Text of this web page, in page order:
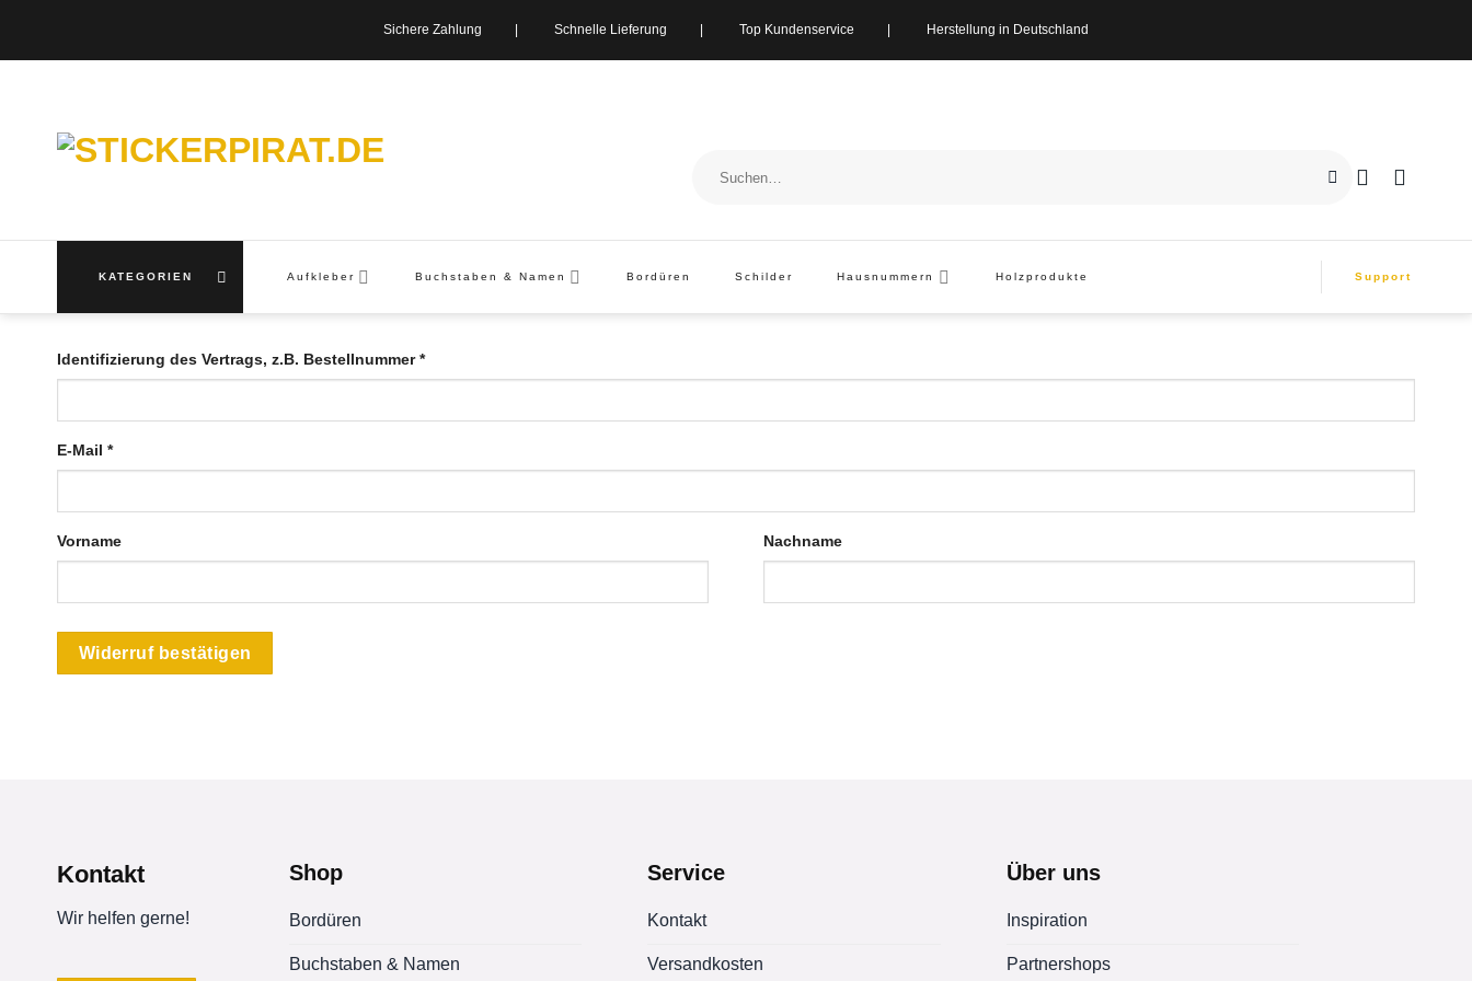
Sichere Zahlung | Schnelle Lieferung | Top Kundenservice | Herstellung in Deutschland
nach:
KATEGORIEN Aufkleber Buchstaben & Namen Bordüren Schilder Hausnummern Holzprodukte Support
Identifizierung des Vertrags, z.B. Bestellnummer*
E-Mail *
E-
Mail
Vorname Nachname
Widerruf bestätigen
Kontakt
Wir helfen gerne!
Shop
Bordüren
Buchstaben & Namen
Service
Kontakt
Versandkosten
Über uns
Inspiration
Partnershops